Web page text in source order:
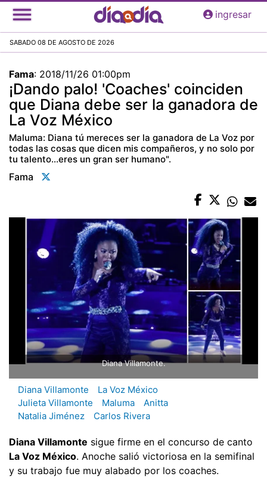
Pasar
al
principal
ingresar
SABADO 08 DE AGOSTO DE 2026
Fama: 2018/11/26 01:00pm
¡Dando palo! 'Coaches' coinciden
que Diana debe ser la ganadora de
La Voz México
Maluma: Diana tú mereces ser la ganadora de La Voz por
todas las cosas que dicen mis compañeros, y no solo por
tu talento...eres un gran ser humano".
Fama
Diana Villamonte.
Diana Villamonte
La Voz México
Julieta Villamonte
Maluma
Anitta
Natalia Jiménez
Carlos Rivera
Diana Villamonte sigue firme en el concurso de canto
La Voz México. Anoche salió victoriosa en la semifinal
y su trabajo fue muy alabado por los coaches.